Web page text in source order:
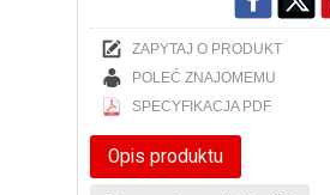
ZAPYTAJ O PRODUKT
POLEĆ ZNAJOMEMU
SPECYFIKACJA PDF
Opis produktu